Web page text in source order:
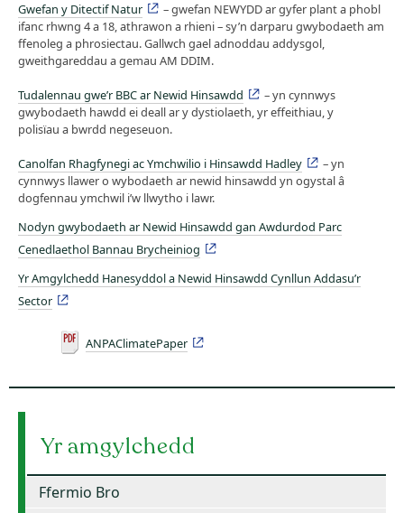
Gwefan y Ditectif Natur
– gwefan NEWYDD ar gyfer plant a phobl
ifanc rhwng 4 a 18, athrawon a rhieni – sy’n darparu gwybodaeth am
ffenoleg a phrosiectau. Gallwch gael adnoddau addysgol,
gweithgareddau a gemau AM DDIM.
Tudalennau gwe’r BBC ar Newid Hinsawdd
– yn cynnwys
gwybodaeth hawdd ei deall ar y dystiolaeth, yr effeithiau, y
polisïau a bwrdd negeseuon.
Canolfan Rhagfynegi ac Ymchwilio i Hinsawdd Hadley
– yn
cynnwys llawer o wybodaeth ar newid hinsawdd yn ogystal â
dogfennau ymchwil i’w llwytho i lawr.
Nodyn gwybodaeth ar Newid Hinsawdd gan Awdurdod Parc
Cenedlaethol Bannau Brycheiniog
Yr Amgylchedd Hanesyddol a Newid Hinsawdd Cynllun Addasu’r
Sector
ANPAClimatePaper
Yr amgylchedd
Ffermio Bro